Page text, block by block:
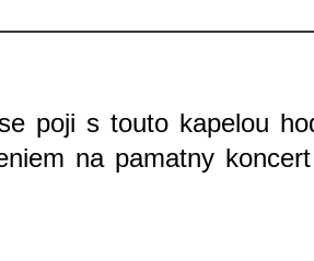
poji s touto kapelou
na pamatny